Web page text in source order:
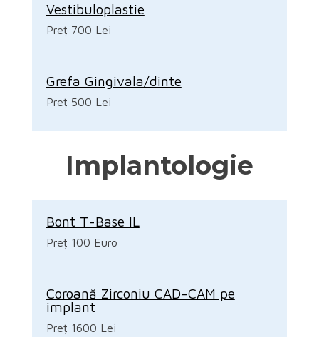
Vestibuloplastie
Preț 700 Lei
Grefa Gingivala/dinte
Preț 500 Lei
Implantologie
Bont T-Base IL
Preț 100 Euro
Coroană Zirconiu CAD-CAM pe
implant
Preț 1600 Lei